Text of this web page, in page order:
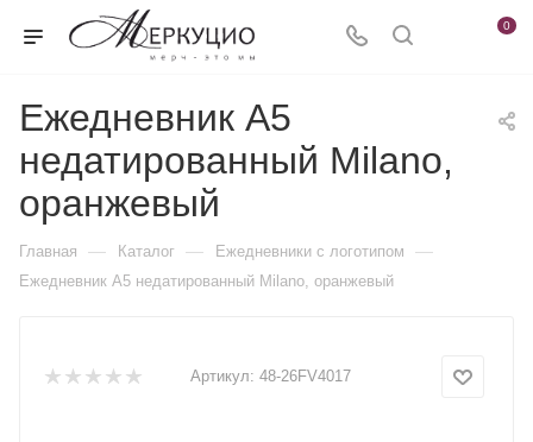
0
Ежедневник А5
недатированный Milano,
оранжевый
Главная — Каталог — Ежедневники c логотипом —
Ежедневник А5 недатированный Milano, оранжевый
Артикул: 48-26FV4017